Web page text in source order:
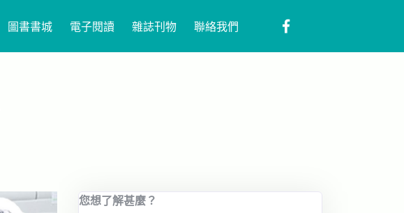
圖書書城 電子閱讀 雜誌刊物 聯絡我們
您想了解甚麼？